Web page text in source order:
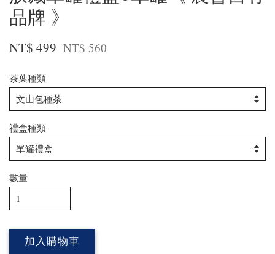
品牌 》
NT$ 499 NT$ 560
茶葉種類
禮盒種類
數量
加入購物車